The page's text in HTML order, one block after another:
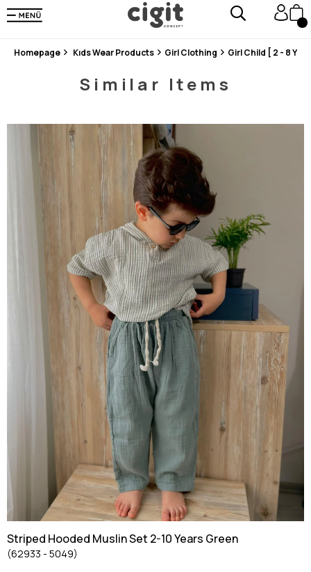
En Uygun Fiyat Garantisi !
300₺ ve Üzeri Alışverişlerde Kargo Ücretsiz !
Homepage Kıds Wear Products Girl Clothing Girl Child [ 2 - 8
Similar Items
Striped Hooded Muslin Set 2-10 Years Green
(62933 - 5049)